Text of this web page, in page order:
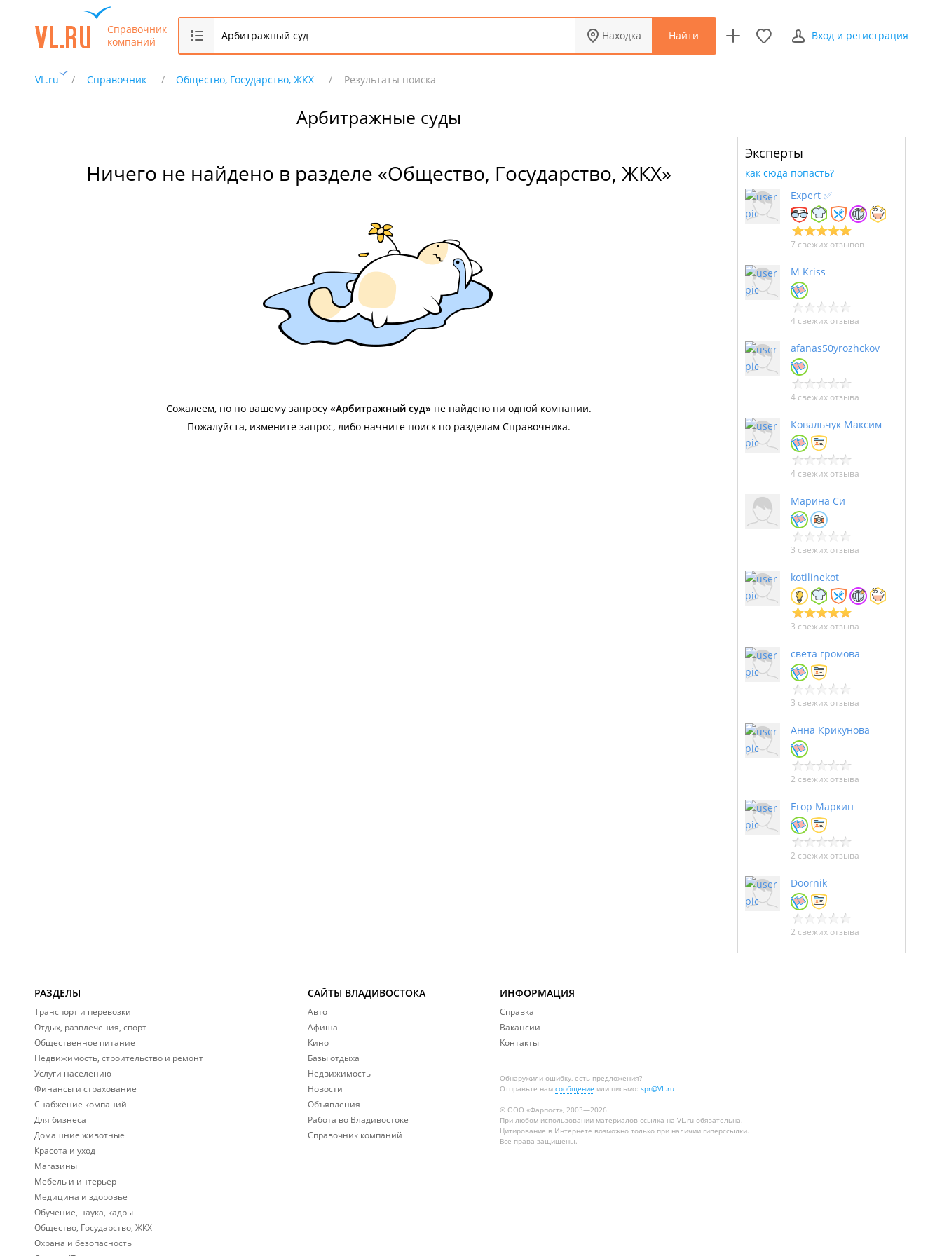
Справочник
компаний
Находка Найти Вход и регистрация
VL.ru Справочник Общество, Государство, ЖКХ Результаты поиска
Арбитражные суды
Ничего не найдено в разделе «Общество, Государство, ЖКХ»
Сожалеем, но по вашему запросу «Арбитражный суд» не найдено ни одной компании.
Пожалуйста, измените запрос, либо начните поиск по разделам Справочника.
Эксперты
как сюда попасть?
Expert ✅
7 свежих отзывов
M Kriss
4 свежих отзыва
afanas50yrozhckov
4 свежих отзыва
Ковальчук Максим
4 свежих отзыва
Марина Си
3 свежих отзыва
kotilinekot
3 свежих отзыва
света громова
3 свежих отзыва
Анна Крикунова
2 свежих отзыва
Егор Маркин
2 свежих отзыва
Doornik
2 свежих отзыва
РАЗДЕЛЫ
Транспорт и перевозки
Отдых, развлечения, спорт
Общественное питание
Недвижимость, строительство и ремонт
Услуги населению
Финансы и страхование
Снабжение компаний
Для бизнеса
Домашние животные
Красота и уход
Магазины
Мебель и интерьер
Медицина и здоровье
Обучение, наука, кадры
Общество, Государство, ЖКХ
Охрана и безопасность
САЙТЫ ВЛАДИВОСТОКА
Авто
Афиша
Кино
Базы отдыха
Недвижимость
Новости
Объявления
Работа во Владивостоке
Справочник компаний
ИНФОРМАЦИЯ
Справка
Вакансии
Контакты
Обнаружили ошибку, есть предложения?
Отправьте нам сообщение или письмо: spr@VL.ru
© ООО «Фарпост», 2003—2026
При любом использовании материалов ссылка на VL.ru обязательна.
Цитирование в Интернете возможно только при наличии гиперссылки.
Все права защищены.